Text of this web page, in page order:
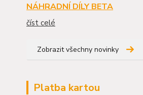
NÁHRADNÍ DÍLY BETA
číst celé
Zobrazit všechny novinky
Platba kartou